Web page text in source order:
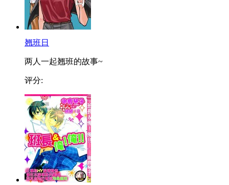
翘班日
两人一起翘班的故事~
评分: